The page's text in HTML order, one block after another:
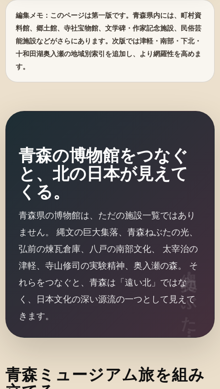
編集メモ：このページは第一版です。青森県内には、町村資
料館、郷土館、寺社宝物館、文学碑・作家記念施設、民俗芸
能施設などがさらにあります。次版では津軽・南部・下北・
十和田湖奥入瀬の地域別索引を追加し、より網羅性を高めま
す。
青森の博物館をつなぐ
と、北の日本が見えて
くる。
青森県の博物館は、ただの施設一覧ではあり
ません。 縄文の巨大集落、青森ねぶたの光、
弘前の煉瓦倉庫、八戸の南部文化、 太宰治の
津軽、寺山修司の実験精神、奥入瀬の森。 そ
れらをつなぐと、青森は「遠い北」ではな
く、日本文化の深い源流の一つとして見えて
きます。
青森ミュージアム旅を組み